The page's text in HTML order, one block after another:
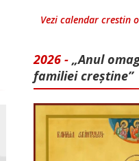
Vezi calendar crestin
2026 - „Anul
familiei creștine”